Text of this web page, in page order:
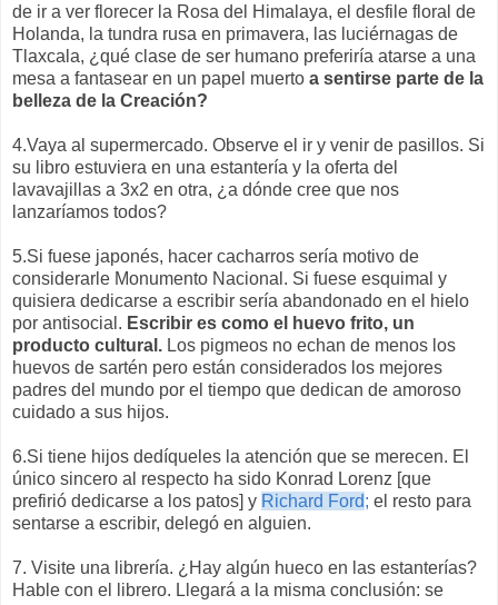
de ir a ver florecer la Rosa del Himalaya, el desfile floral de
Holanda, la tundra rusa en primavera, las luciérnagas de
Tlaxcala, ¿qué clase de ser humano preferiría atarse a una
mesa a fantasear en un papel muerto a sentirse parte de la
belleza de la Creación?
4.Vaya al supermercado. Observe el ir y venir de pasillos. Si
su libro estuviera en una estantería y la oferta del
lavavajillas a 3x2 en otra, ¿a dónde cree que nos
lanzaríamos todos?
5.Si fuese japonés, hacer cacharros sería motivo de
considerarle Monumento Nacional. Si fuese esquimal y
quisiera dedicarse a escribir sería abandonado en el hielo
por antisocial. Escribir es como el huevo frito, un
producto cultural. Los pigmeos no echan de menos los
huevos de sartén pero están considerados los mejores
padres del mundo por el tiempo que dedican de amoroso
cuidado a sus hijos.
6.Si tiene hijos dedíqueles la atención que se merecen. El
único sincero al respecto ha sido Konrad Lorenz [que
prefirió dedicarse a los patos] y Richard Ford; el resto para
sentarse a escribir, delegó en alguien.
7. Visite una librería. ¿Hay algún hueco en las estanterías?
Hable con el librero. Llegará a la misma conclusión: se